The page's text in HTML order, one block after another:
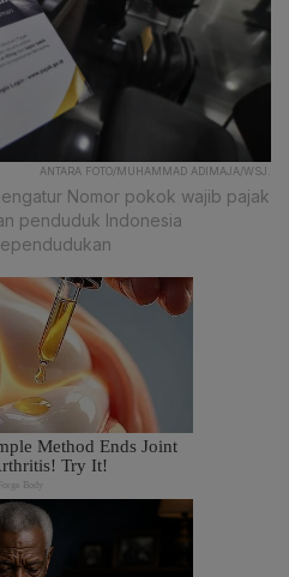
ANTARA FOTO/MUHAMMAD ADIMAJA/WSJ.
Nomor pokok wajib pajak
penduduk Indonesia